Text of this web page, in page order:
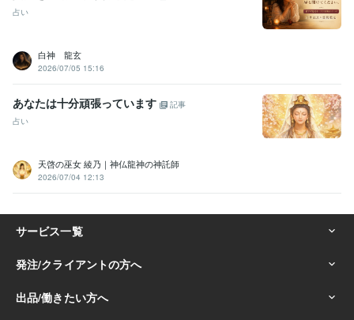
占い
白神 龍玄
2026/07/05 15:16
あなたは十分頑張っています
記事
占い
天啓の巫女 綾乃｜神仏龍神の神託師
2026/07/04 12:13